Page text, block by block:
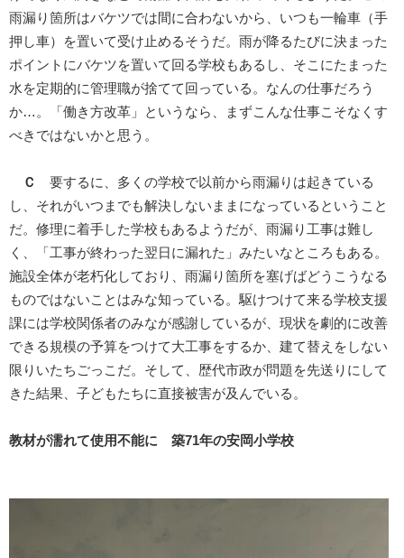
雨漏り箇所はバケツでは間に合わないから、いつも一輪車（手
押し車）を置いて受け止めるそうだ。雨が降るたびに決まった
ポイントにバケツを置いて回る学校もあるし、そこにたまった
水を定期的に管理職が捨てて回っている。なんの仕事だろう
か…。「働き方改革」というなら、まずこんな仕事こそなくす
べきではないかと思う。
Ｃ
要するに、多くの学校で以前から雨漏りは起きている
し、それがいつまでも解決しないままになっているということ
だ。修理に着手した学校もあるようだが、雨漏り工事は難し
く、「工事が終わった翌日に漏れた」みたいなところもある。
施設全体が老朽化しており、雨漏り箇所を塞げばどうこうなる
ものではないことはみな知っている。駆けつけて来る学校支援
課には学校関係者のみなが感謝しているが、現状を劇的に改善
できる規模の予算をつけて大工事をするか、建て替えをしない
限りいたちごっこだ。そして、歴代市政が問題を先送りにして
きた結果、子どもたちに直接被害が及んでいる。
教材が濡れて使用不能に 築71年の安岡小学校